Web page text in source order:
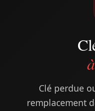
Clé perdue
remplacement